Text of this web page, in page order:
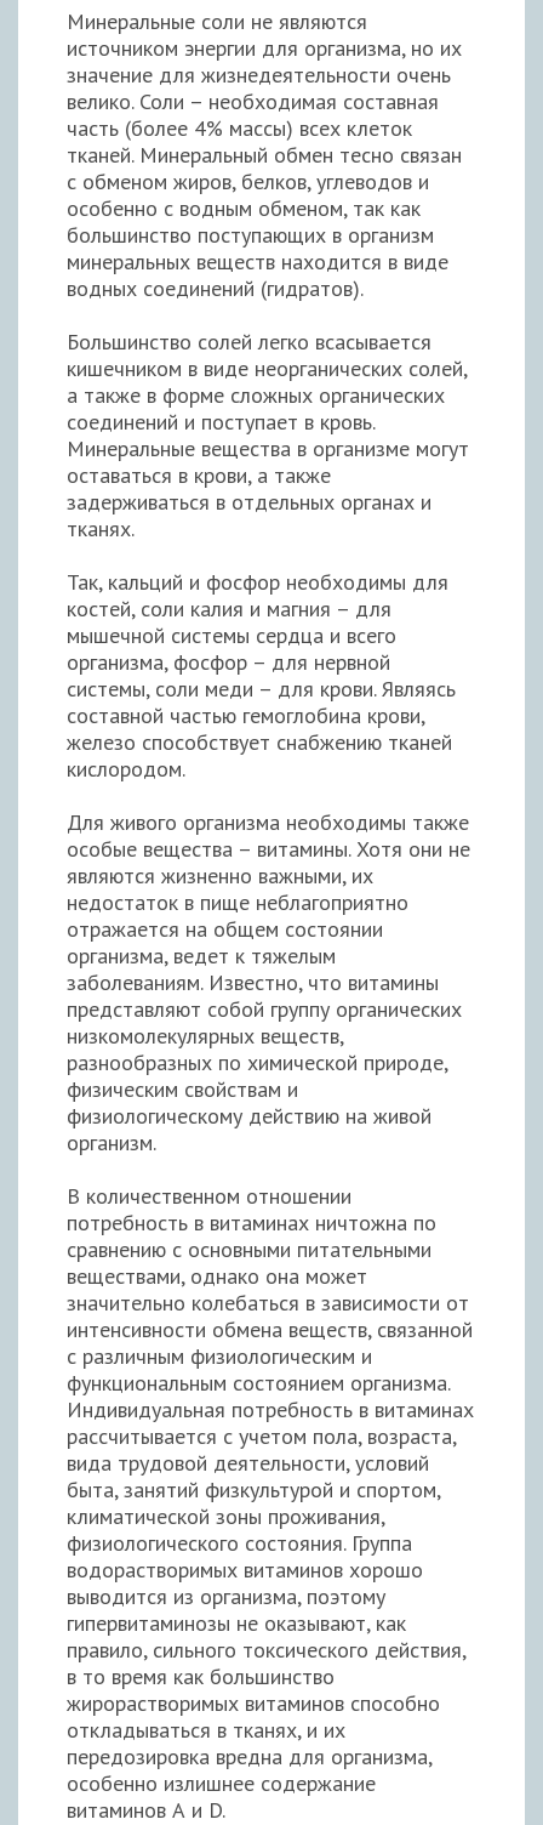
Минеральные соли не являются
источником энергии для организма, но их
значение для жизнедеятельности очень
велико. Соли – необходимая составная
часть (более 4% массы) всех клеток
тканей. Минеральный обмен тесно связан
с обменом жиров, белков, углеводов и
особенно с водным обменом, так как
большинство поступающих в организм
минеральных веществ находится в виде
водных соединений (гидратов).
Большинство солей легко всасывается
кишечником в виде неорганических солей,
а также в форме сложных органических
соединений и поступает в кровь.
Минеральные вещества в организме могут
оставаться в крови, а также
задерживаться в отдельных органах и
тканях.
Так, кальций и фосфор необходимы для
костей, соли калия и магния – для
мышечной системы сердца и всего
организма, фосфор – для нервной
системы, соли меди – для крови. Являясь
составной частью гемоглобина крови,
железо способствует снабжению тканей
кислородом.
Для живого организма необходимы также
особые вещества – витамины. Хотя они не
являются жизненно важными, их
недостаток в пище неблагоприятно
отражается на общем состоянии
организма, ведет к тяжелым
заболеваниям. Известно, что витамины
представляют собой группу органических
низкомолекулярных веществ,
разнообразных по химической природе,
физическим свойствам и
физиологическому действию на живой
организм.
В количественном отношении
потребность в витаминах ничтожна по
сравнению с основными питательными
веществами, однако она может
значительно колебаться в зависимости от
интенсивности обмена веществ, связанной
с различным физиологическим и
функциональным состоянием организма.
Индивидуальная потребность в витаминах
рассчитывается с учетом пола, возраста,
вида трудовой деятельности, условий
быта, занятий физкультурой и спортом,
климатической зоны проживания,
физиологического состояния. Группа
водорастворимых витаминов хорошо
выводится из организма, поэтому
гипервитаминозы не оказывают, как
правило, сильного токсического действия,
в то время как большинство
жирорастворимых витаминов способно
откладываться в тканях, и их
передозировка вредна для организма,
особенно излишнее содержание
витаминов А и D.